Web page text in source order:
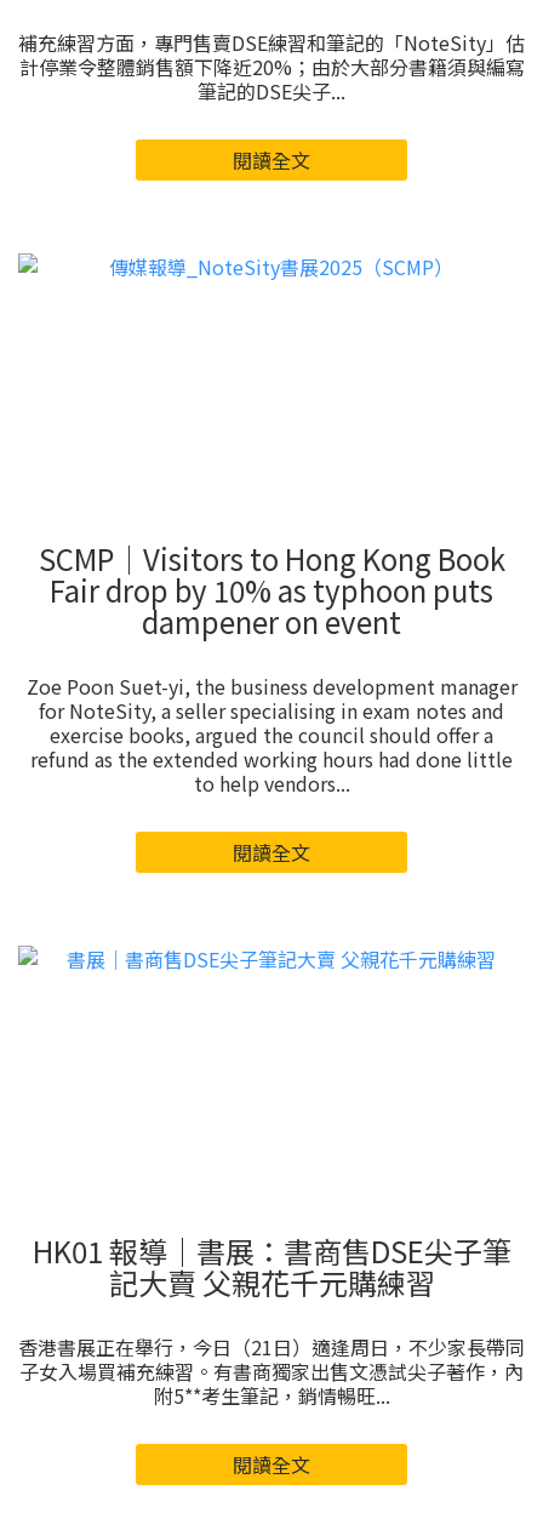
補充練習方面，專門售賣DSE練習和筆記的「NoteSity」估
計停業令整體銷售額下降近20%；由於大部分書籍須與編寫
筆記的DSE尖子...
閱讀全文
SCMP｜Visitors to Hong Kong Book
Fair drop by 10% as typhoon puts
dampener on event
Zoe Poon Suet-yi, the business development manager
for NoteSity, a seller specialising in exam notes and
exercise books, argued the council should offer a
refund as the extended working hours had done little
to help vendors...
閱讀全文
HK01 報導｜書展：書商售DSE尖子筆
記大賣 父親花千元購練習
香港書展正在舉行，今日（21日）適逢周日，不少家長帶同
子女入場買補充練習。有書商獨家出售文憑試尖子著作，內
附5**考生筆記，銷情暢旺...
閱讀全文